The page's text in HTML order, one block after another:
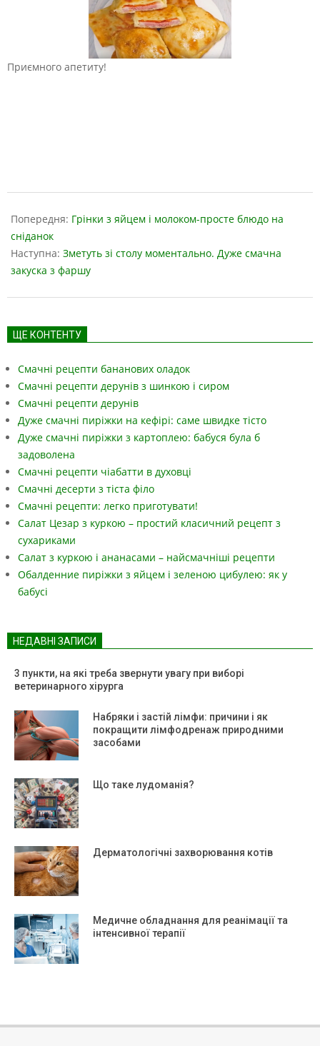
Приємного апетиту!
05-
16
Попередня: Грінки з яйцем і молоком-просте блюдо на
сніданок
Наступна: Зметуть зі столу моментально. Дуже смачна
закуска з фаршу
ЩЕ КОНТЕНТУ
Смачні рецепти бананових оладок
Смачні рецепти дерунів з шинкою і сиром
Смачні рецепти дерунів
Дуже смачні пиріжки на кефірі: саме швидке тісто
Дуже смачні пиріжки з картоплею: бабуся була б
задоволена
Смачні рецепти чіабатти в духовці
Смачні десерти з тіста філо
Смачні рецепти: легко приготувати!
Салат Цезар з куркою – простий класичний рецепт з
сухариками
Салат з куркою і ананасами – найсмачніші рецепти
Обалденние пиріжки з яйцем і зеленою цибулею: як у
бабусі
НЕДАВНІ ЗАПИСИ
3 пункти, на які треба звернути увагу при виборі
ветеринарного хірурга
Набряки і застій лімфи: причини і як
покращити лімфодренаж природними
засобами
Що таке лудоманія?
Дерматологічні захворювання котів
Медичне обладнання для реанімації та
інтенсивної терапії